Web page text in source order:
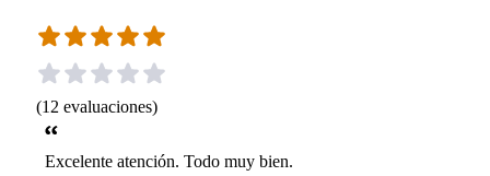
(12 evaluaciones)
Excelente atención. Todo muy bien.